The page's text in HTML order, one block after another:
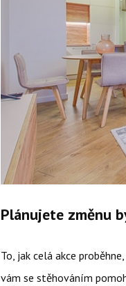
Plánujete změnu
To, jak celá akce
vám se stěhováním